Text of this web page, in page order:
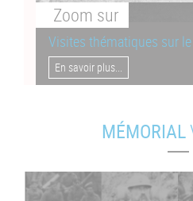
Zoom sur
Visites thématiques sur
En savoir plus...
MÉMORIAL